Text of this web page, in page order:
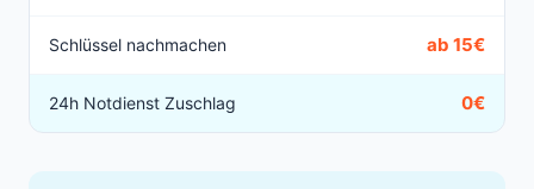
Schlüssel nachmachen ab 15€
24h Notdienst Zuschlag 0€